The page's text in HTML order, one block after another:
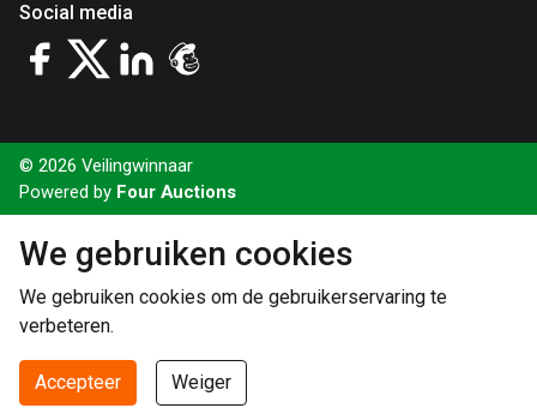
Social media
© 2026 Veilingwinnaar
Powered by Four Auctions
We gebruiken cookies
We gebruiken cookies om de gebruikerservaring te
verbeteren.
Accepteer Weiger